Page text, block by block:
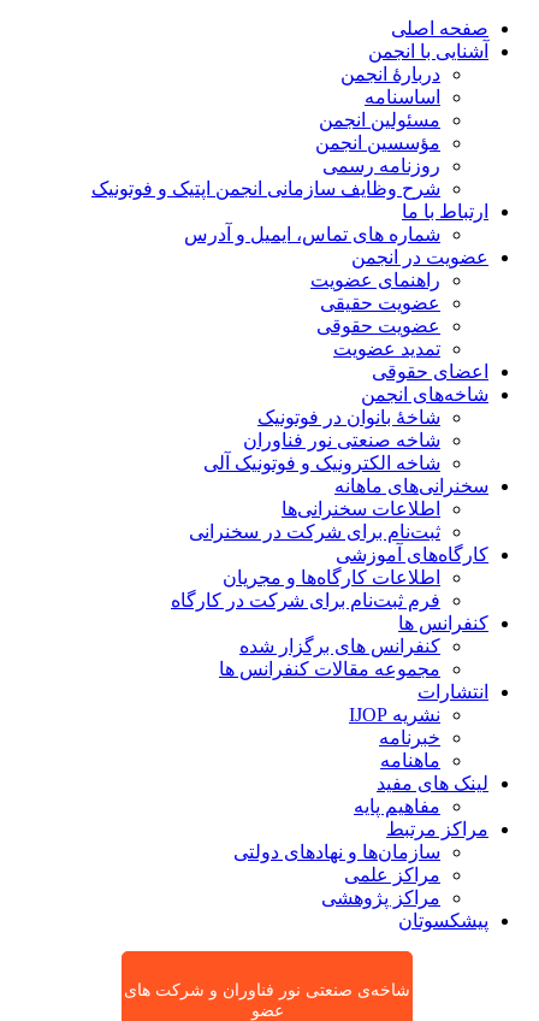
صفحه اصلی
آشنایی با انجمن
دربارۀ انجمن
اساسنامه
مسئولین انجمن
مؤسسین انجمن
روزنامه رسمی
شرح وظایف سازمانی انجمن اپتیک و فوتونیک
ارتباط با ما
شماره های تماس، ایمیل و آدرس
عضویت در انجمن
راهنمای عضویت
عضویت حقیقی
عضویت حقوقی
تمدید عضویت
اعضای حقوقی
شاخه‌های انجمن
شاخۀ بانوان در فوتونیک
شاخه صنعتی نور فناوران
شاخه‌ الکترونیک و فوتونیک آلی
سخنرانی‌های ماهانه
اطلاعات سخنرانی‌‌ها
ثبت‌نام برای شرکت در سخنرانی
کارگاه‌های آموزشی
اطلاعات کارگاه‌ها و مجریان
فرم ثبت‌نام برای شرکت در کارگاه
کنفرانس ها
کنفرانس های برگزار شده
مجموعه مقالات کنفرانس ها
انتشارات
نشریه IJOP
خبرنامه
ماهنامه
لینک های مفید
مفاهیم پایه
مراکز مرتبط
سازمان‌ها و نهادهای دولتی
مراکز علمی
مراکز پژوهشی
پیشکسوتان
شاخه‌ی صنعتی نور فناوران و شرکت های
عضو